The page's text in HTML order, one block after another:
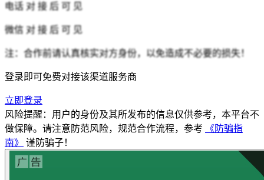
电话 对 接 后 可 见
微信 对 接 后 可 见
注：合作前请认真核实对方身份，以免造成不必要的损失！
登录即可免费对接该渠道服务商
立即登录
风险提醒：用户的身份及其所发布的信息仅供参考，本平台不
做保障。请注意防范风险，规范合作流程，参考
《防骗指
南》
谨防骗子！